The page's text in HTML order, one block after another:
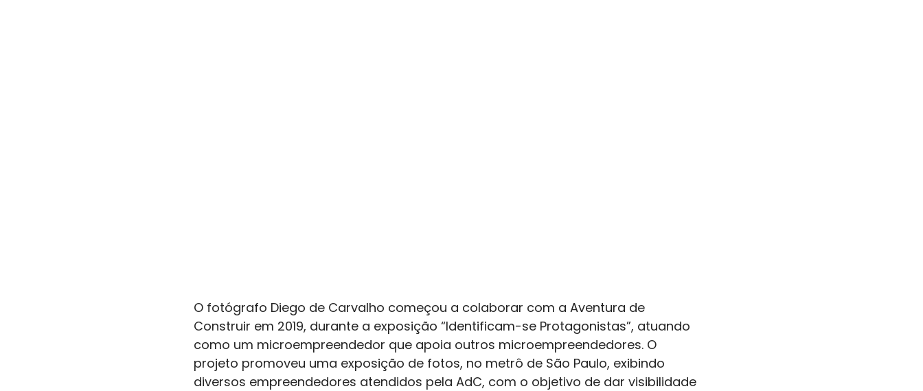
O fotógrafo Diego de Carvalho começou a colaborar com a Aventura de
Construir em 2019, durante a exposição “Identificam-se Protagonistas”, atuando
como um microempreendedor que apoia outros microempreendedores. O
projeto promoveu uma exposição de fotos, no metrô de São Paulo, exibindo
diversos empreendedores atendidos pela AdC, com o objetivo de dar visibilidade